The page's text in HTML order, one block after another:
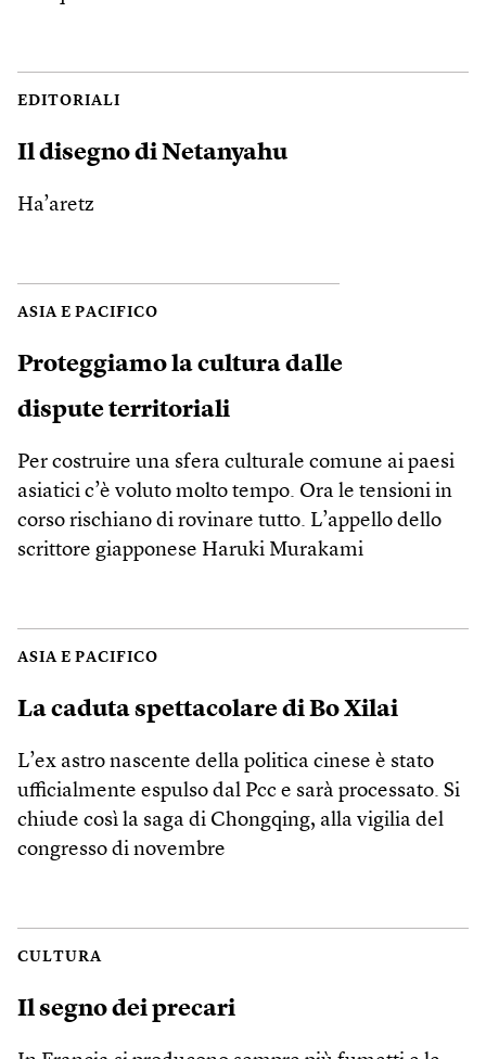
EDITORIALI
Il disegno di Netanyahu
Ha’aretz
ASIA E PACIFICO
Proteggiamo la cultura dalle
dispute territoriali
Per costruire una sfera culturale comune ai paesi
asiatici c’è voluto molto tempo. Ora le tensioni in
corso rischiano di rovinare tutto. L’appello dello
scrittore giapponese Haruki Murakami
ASIA E PACIFICO
La caduta spettacolare di Bo Xilai
L’ex astro nascente della politica cinese è stato
ufficialmente espulso dal Pcc e sarà processato. Si
chiude così la saga di Chongqing, alla vigilia del
congresso di novembre
CULTURA
Il segno dei precari